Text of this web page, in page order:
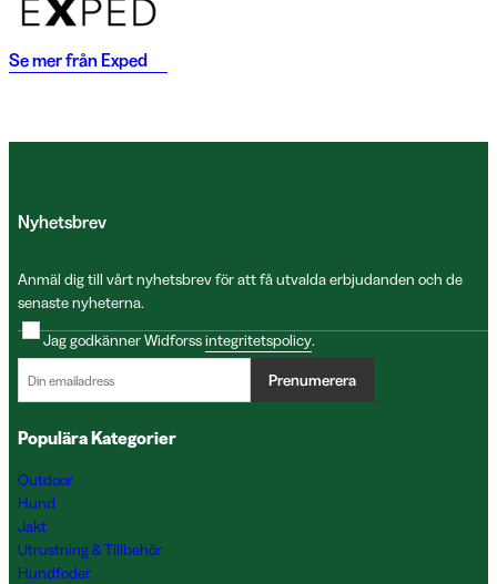
Se mer från Exped
Nyhetsbrev
Anmäl dig till vårt nyhetsbrev för att få utvalda erbjudanden och de
senaste nyheterna.
Jag godkänner Widforssintegritetspolicy.
Prenumerera
Populära Kategorier
Outdoor
Hund
Jakt
Utrustning & Tillbehör
Hundfoder